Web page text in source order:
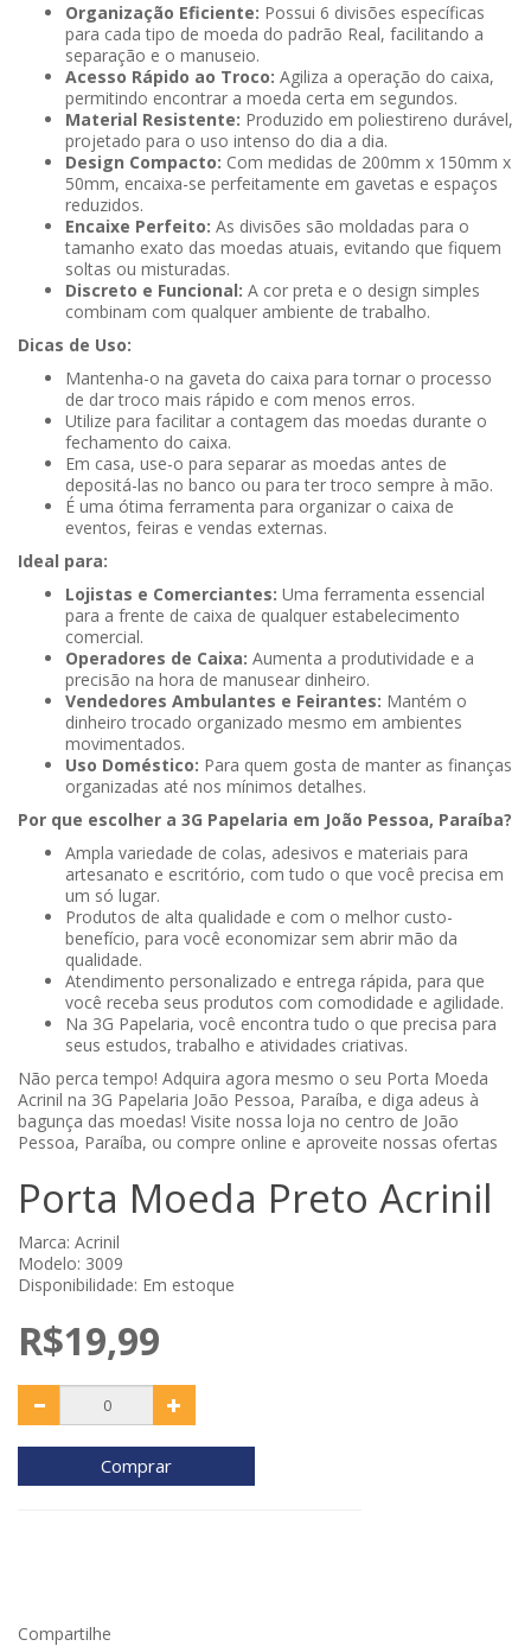
Organização Eficiente: Possui 6 divisões específicas
para cada tipo de moeda do padrão Real, facilitando a
separação e o manuseio.
Acesso Rápido ao Troco: Agiliza a operação do caixa,
permitindo encontrar a moeda certa em segundos.
Material Resistente: Produzido em poliestireno durável,
projetado para o uso intenso do dia a dia.
Design Compacto: Com medidas de 200mm x 150mm x
50mm, encaixa-se perfeitamente em gavetas e espaços
reduzidos.
Encaixe Perfeito: As divisões são moldadas para o
tamanho exato das moedas atuais, evitando que fiquem
soltas ou misturadas.
Discreto e Funcional: A cor preta e o design simples
combinam com qualquer ambiente de trabalho.
Dicas de Uso:
Mantenha-o na gaveta do caixa para tornar o processo
de dar troco mais rápido e com menos erros.
Utilize para facilitar a contagem das moedas durante o
fechamento do caixa.
Em casa, use-o para separar as moedas antes de
depositá-las no banco ou para ter troco sempre à mão.
É uma ótima ferramenta para organizar o caixa de
eventos, feiras e vendas externas.
Ideal para:
Lojistas e Comerciantes: Uma ferramenta essencial
para a frente de caixa de qualquer estabelecimento
comercial.
Operadores de Caixa: Aumenta a produtividade e a
precisão na hora de manusear dinheiro.
Vendedores Ambulantes e Feirantes: Mantém o
dinheiro trocado organizado mesmo em ambientes
movimentados.
Uso Doméstico: Para quem gosta de manter as finanças
organizadas até nos mínimos detalhes.
Por que escolher a 3G Papelaria em João Pessoa, Paraíba?
Ampla variedade de colas, adesivos e materiais para
artesanato e escritório, com tudo o que você precisa em
um só lugar.
Produtos de alta qualidade e com o melhor custo-
benefício, para você economizar sem abrir mão da
qualidade.
Atendimento personalizado e entrega rápida, para que
você receba seus produtos com comodidade e agilidade.
Na 3G Papelaria, você encontra tudo o que precisa para
seus estudos, trabalho e atividades criativas.
Não perca tempo! Adquira agora mesmo o seu Porta Moeda
Acrinil na 3G Papelaria João Pessoa, Paraíba, e diga adeus à
bagunça das moedas! Visite nossa loja no centro de João
Pessoa, Paraíba, ou compre online e aproveite nossas ofertas
Porta Moeda Preto Acrinil
Marca: Acrinil
Modelo: 3009
Disponibilidade: Em estoque
R$19,99
Comprar
Compartilhe